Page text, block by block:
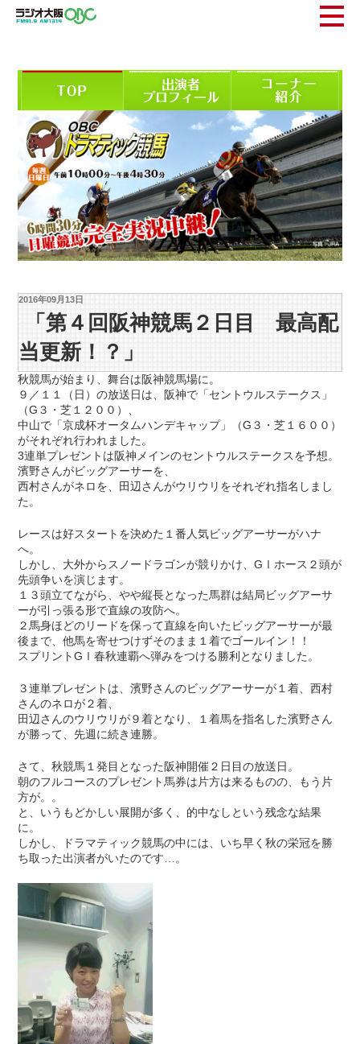
2016年09月13日
「第４回阪神競馬２日目 最高配
当更新！？」
秋競馬が始まり、舞台は阪神競馬場に。
９／１１（日）の放送日は、阪神で「セントウルステークス」
（G３・芝１２００）、
中山で「京成杯オータムハンデキャップ」（G３・芝１６００）
がそれぞれ行われました。
3連単プレゼントは阪神メインのセントウルステークスを予想。
濱野さんがビッグアーサーを、
西村さんがネロを、田辺さんがウリウリをそれぞれ指名しまし
た。
レースは好スタートを決めた１番人気ビッグアーサーがハナ
へ。
しかし、大外からスノードラゴンが競りかけ、GⅠホース２頭が
先頭争いを演じます。
１３頭立てながら、やや縦長となった馬群は結局ビッグアーサ
ーが引っ張る形で直線の攻防へ。
２馬身ほどのリードを保って直線を向いたビッグアーサーが最
後まで、他馬を寄せつけずそのまま１着でゴールイン！！
スプリントGⅠ春秋連覇へ弾みをつける勝利となりました。
３連単プレゼントは、濱野さんのビッグアーサーが１着、西村
さんのネロが２着、
田辺さんのウリウリが９着となり、１着馬を指名した濱野さん
が勝って、先週に続き連勝。
さて、秋競馬１発目となった阪神開催２日目の放送日。
朝のフルコースのプレゼント馬券は片方は来るものの、もう片
方が。。
と、いうもどかしい展開が多く、的中なしという残念な結果
に。
しかし、ドラマティック競馬の中には、いち早く秋の栄冠を勝
ち取った出演者がいたのです…。